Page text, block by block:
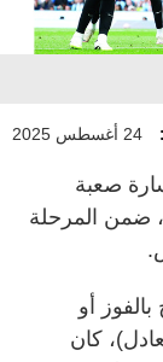
24 أغسطس 2025
صعبة
ضمن المرحلة
بالفوز أو
كان